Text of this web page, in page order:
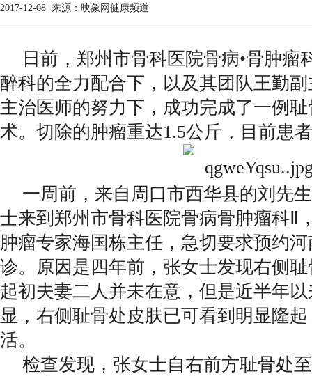
2017-12-08 来源：映象网健康频道
日前，郑州市骨科医院骨病•骨肿瘤
醉科的全力配合下，以及其团队王勤
主治医师的努力下，成功完成了一例
术。切除的肿瘤重达1.5公斤，目前患
一周前，来自周口市西华县的刘先
士来到郑州市骨科医院骨病骨肿瘤科Ⅱ
肿瘤专家海国栋主任，急切要求预约
诊。原因是四年前，张女士发现右侧
起初夫妻二人并未在意，但是近半年
显，右侧耻骨处皮肤已可看到明显隆
活。
检查发现，张女士自右前方耻骨处